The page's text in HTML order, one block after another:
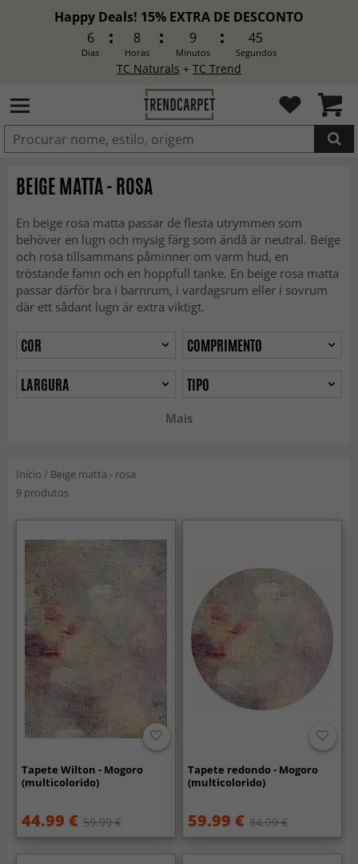
Happy Deals! 15% EXTRA DE DESCONTO
6
Dias
8
Horas
9
Minutos
43
Segundos
TC Naturals + TC Trend
ADICIONADO
BEIGE MATTA - ROSA
En beige rosa matta passar de flesta utrymmen som
behöver en lugn och mysig färg som ändå är neutral. Beige
och rosa tillsammans påminner om varm hud, en
tröstande famn och en hoppfull tanke. En beige rosa matta
passar därför bra i barnrum, i vardagsrum eller i sovrum
där ett sådant lugn är extra viktigt.
Mais
COR
COMPRIMENTO
LARGURA
TIPO
Início / Beige matta - rosa
9 produtos
Tapete Wilton - Mogoro
(multicolorido)
44.99 € 59.99 €
Tapete redondo - Mogoro
(multicolorido)
59.99 € 84.99 €